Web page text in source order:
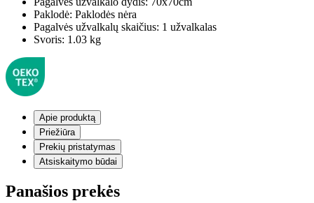
Paklodė: Paklodės nėra
Pagalvės užvalkalų skaičius: 1 užvalkalas
Svoris: 1.03 kg
Apie produktą
Priežiūra
Prekių pristatymas
Atsiskaitymo būdai
Panašios prekės